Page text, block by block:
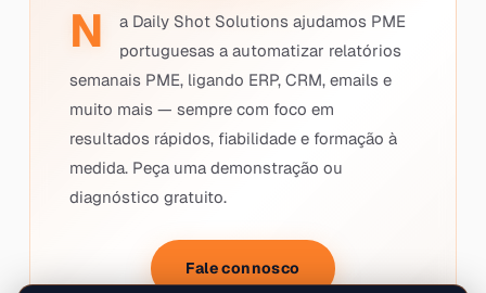
N
a Daily Shot Solutions ajudamos PME
portuguesas a automatizar relatórios
semanais PME, ligando ERP, CRM, emails e
muito mais — sempre com foco em
resultados rápidos, fiabilidade e formação à
medida. Peça uma demonstração ou
diagnóstico gratuito.
Fale connosco